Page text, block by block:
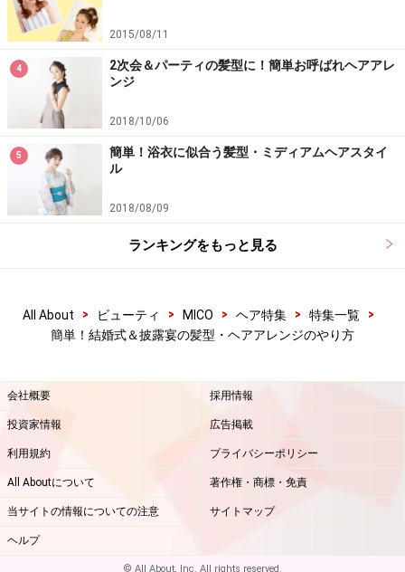
2015/08/11
4
2次会＆パーティの髪型に！簡単お呼ばれヘアアレ
ンジ
2018/10/06
5
簡単！浴衣に似合う髪型・ミディアムヘアスタイ
ル
2018/08/09
ランキングをもっと見る
All About > ビューティ > MICO > ヘア特集 > 特集一覧
>
簡単！結婚式＆披露宴の髪型・ヘアアレンジのやり方
会社概要 採用情報
投資家情報 広告掲載
利用規約 プライバシーポリシー
All Aboutについて 著作権・商標・免責
当サイトの情報についての注意 サイトマップ
ヘルプ
© All About, Inc. All rights reserved.